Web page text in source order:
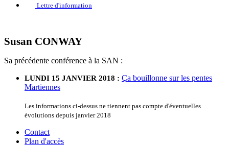
Lettre d'information
Susan CONWAY
Sa précédente conférence à la SAN :
LUNDI 15 JANVIER 2018 : Ça bouillonne sur les pentes
Martiennes
Les informations ci-dessus ne tiennent pas compte d'éventuelles
évolutions depuis janvier 2018
Contact
Plan d'accès